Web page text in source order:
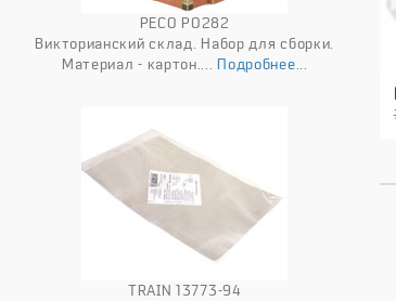
PECO PO282
Викторианский склад. Набор для сборки.
Материал - картон....Подробнее...
TRAIN 13773-94